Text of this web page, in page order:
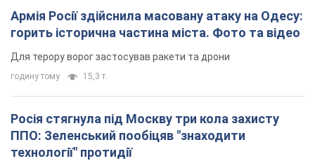
Армія Росії здійснила масовану атаку на Одесу:
горить історична частина міста. Фото та відео
Для терору ворог застосував ракети та дрони
годину тому 15,3 т.
Росія стягнула під Москву три кола захисту
ППО: Зеленський пообіцяв "знаходити
технології" протидії